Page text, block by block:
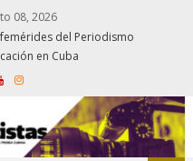
08, 2026
del Periodismo
en Cuba